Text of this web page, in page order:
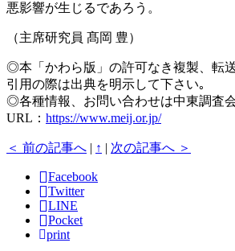
悪影響が生じるであろう。
（主席研究員 髙岡 豊）
◎本「かわら版」の許可なき複製、転
引用の際は出典を明示して下さい｡
◎各種情報、お問い合わせは中東調査会
URL： https://www.meij.or.jp/
＜ 前の記事へ | ↑ | 次の記事へ ＞
Facebook
Twitter
LINE
Pocket
print